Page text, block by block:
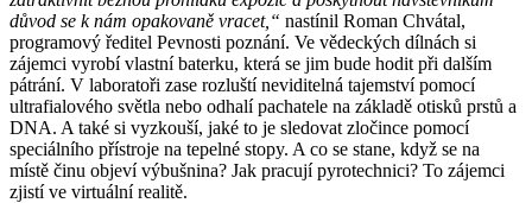
důvod se k nám opakovaně vracet,“ nastínil Roman Chvátal,
programový ředitel Pevnosti poznání. Ve vědeckých dílnách si
zájemci vyrobí vlastní baterku, která se jim bude hodit při dalším
pátrání. V laboratoři zase rozluští neviditelná tajemství pomocí
ultrafialového světla nebo odhalí pachatele na základě otisků prstů a
DNA. A také si vyzkouší, jaké to je sledovat zločince pomocí
speciálního přístroje na tepelné stopy. A co se stane, když se na
místě činu objeví výbušnina? Jak pracují pyrotechnici? To zájemci
zjistí ve virtuální realitě.